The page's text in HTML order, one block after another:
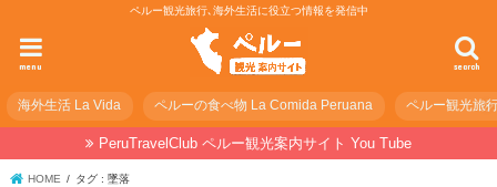
ペルー観光旅行､海外生活に役立つ情報を発信中
search
menu
海外生活 La Vida ペルーの食べ物 La Comida Peruana ペルー観光旅
PeruTravelClub ペルー観光案内サイト You Tube
HOME タグ : 墜落